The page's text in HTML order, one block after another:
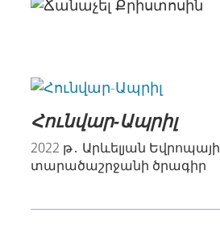
Հունվար-Ապրիլ
2022 թ․ Արևելյան Եվրոպայի
տարածաշրջանի ծրագիր